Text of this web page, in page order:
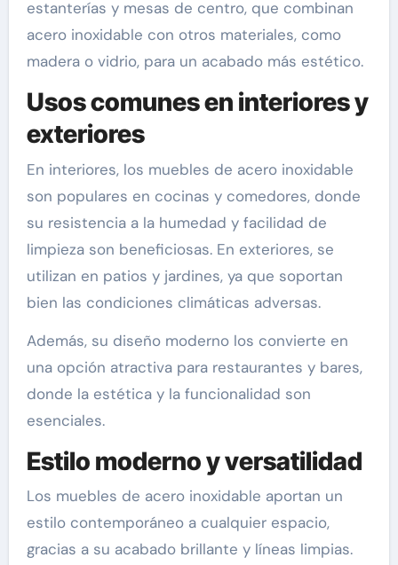
estanterías y mesas de centro, que combinan
acero inoxidable con otros materiales, como
madera o vidrio, para un acabado más estético.
Usos comunes en interiores y
exteriores
En interiores, los muebles de acero inoxidable
son populares en cocinas y comedores, donde
su resistencia a la humedad y facilidad de
limpieza son beneficiosas. En exteriores, se
utilizan en patios y jardines, ya que soportan
bien las condiciones climáticas adversas.
Además, su diseño moderno los convierte en
una opción atractiva para restaurantes y bares,
donde la estética y la funcionalidad son
esenciales.
Estilo moderno y versatilidad
Los muebles de acero inoxidable aportan un
estilo contemporáneo a cualquier espacio,
gracias a su acabado brillante y líneas limpias.